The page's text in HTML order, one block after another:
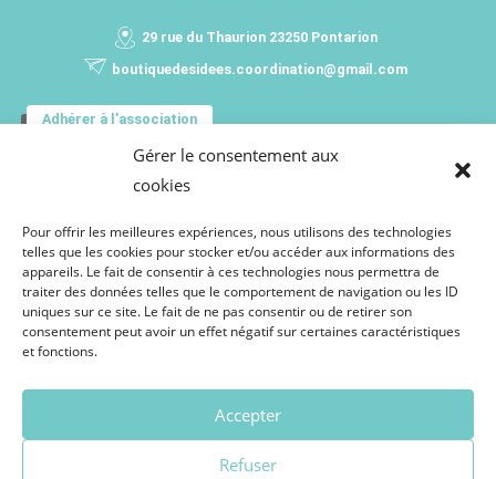
Gérer le consentement aux
cookies
Pour offrir les meilleures expériences, nous utilisons des technologies
telles que les cookies pour stocker et/ou accéder aux informations des
appareils. Le fait de consentir à ces technologies nous permettra de
traiter des données telles que le comportement de navigation ou les ID
uniques sur ce site. Le fait de ne pas consentir ou de retirer son
consentement peut avoir un effet négatif sur certaines caractéristiques
et fonctions.
Accepter
Refuser
29 rue du Thaurion 23250 Pontarion
boutiquedesidees.coordination@gmail.com
Adhérer à l'association
VOUS SOUHAITEZ RECEVOIR TOUTES LES
INFORMATIONS DE LA BOUTIQUE DES IDÉES ?
Inscrivez-vous pour recevoir notre programmation !